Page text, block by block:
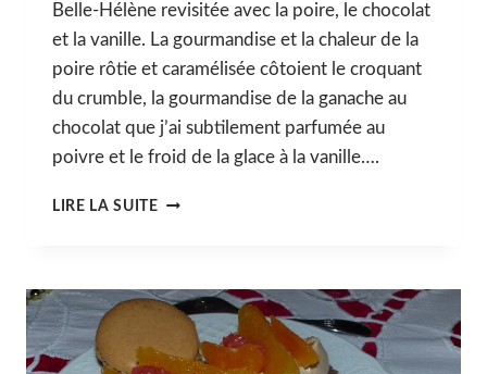
Belle-Hélène revisitée avec la poire, le chocolat
et la vanille. La gourmandise et la chaleur de la
poire rôtie et caramélisée côtoient le croquant
du crumble, la gourmandise de la ganache au
chocolat que j’ai subtilement parfumée au
poivre et le froid de la glace à la vanille….
LIRE LA SUITEPOIRE
GANACHE
AU
CHOCOLAT,
GLACE